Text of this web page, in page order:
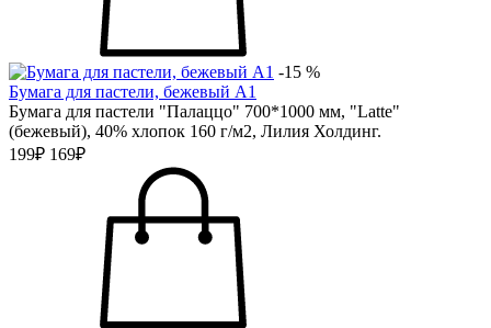
-15 %
Бумага для пастели, бежевый А1
Бумага для пастели "Палаццо" 700*1000 мм, "Latte"
(бежевый), 40% хлопок 160 г/м2, Лилия Холдинг.
199₽ 169₽